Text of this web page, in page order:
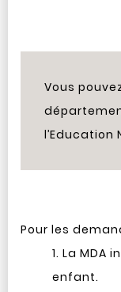
Vous
l’Education
Pour les
La MDA
enfant.